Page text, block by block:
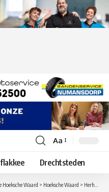
Lettergrootte
aanpassen
Aa
Drechtsteden
Hoeksche Waard > Hoeksche Waard > Herhalingscursus Reanimatie AED voor deelnemers Hartveilig Wonen in Binnenmaas